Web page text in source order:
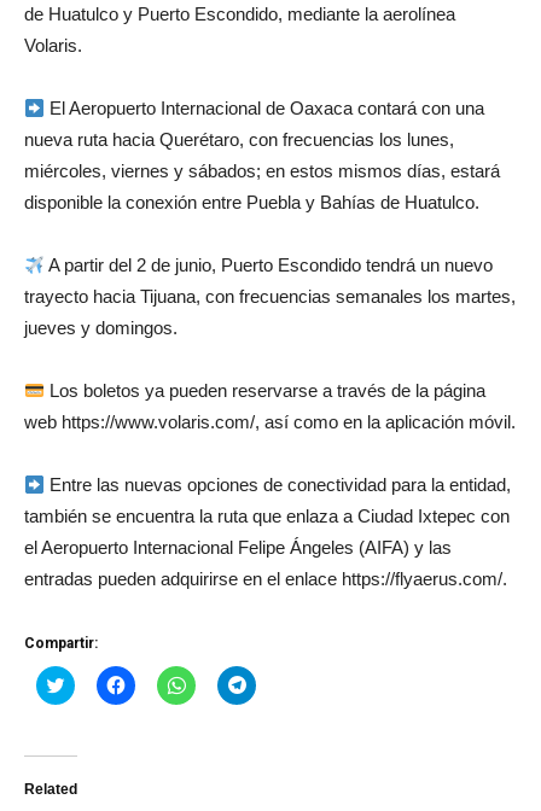
de Huatulco y Puerto Escondido, mediante la aerolínea
Volaris.
El Aeropuerto Internacional de Oaxaca contará con una
nueva ruta hacia Querétaro, con frecuencias los lunes,
miércoles, viernes y sábados; en estos mismos días, estará
disponible la conexión entre Puebla y Bahías de Huatulco.
A partir del 2 de junio, Puerto Escondido tendrá un nuevo
trayecto hacia Tijuana, con frecuencias semanales los martes,
jueves y domingos.
Los boletos ya pueden reservarse a través de la página
web https://www.volaris.com/, así como en la aplicación móvil.
Entre las nuevas opciones de conectividad para la entidad,
también se encuentra la ruta que enlaza a Ciudad Ixtepec con
el Aeropuerto Internacional Felipe Ángeles (AIFA) y las
entradas pueden adquirirse en el enlace https://flyaerus.com/.
Compartir:
Haz
clic
Twitter
abre
Haz
clic
Haz
clic
Haz
clic
Related